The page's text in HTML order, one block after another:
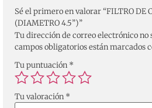
Sé el primero en valorar “FILTRO DE
(DIAMETRO 4.5”)”
Tu dirección de correo electrónico no
campos obligatorios están marcados
Tu puntuación *
Tu valoración *